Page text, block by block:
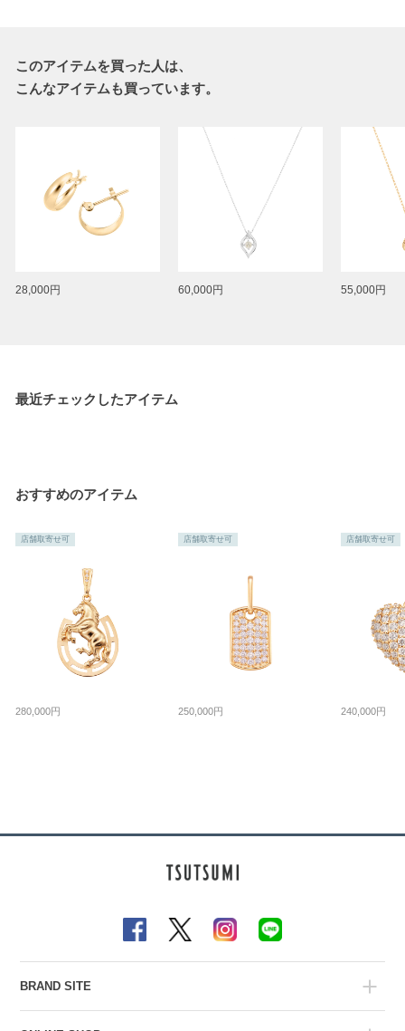
このアイテムを買った人は、
こんなアイテムも買っています。
28,000円 60,000円 55,000円
最近チェックしたアイテム
おすすめのアイテム
店舗取寄せ可
280,000円
店舗取寄せ可
250,000円
店舗取寄せ可
240,000円
BRAND SITE